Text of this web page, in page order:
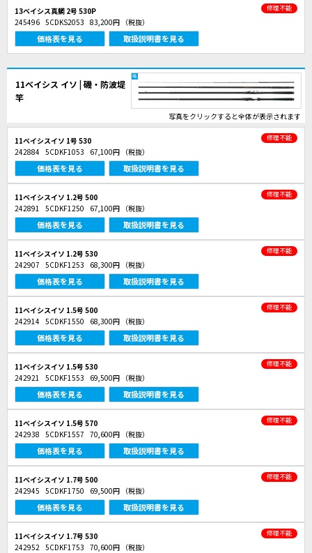
13ベイシス真鯛 2号 530P 修理不能
245496 5CDKS2053 83,200円 （税抜）
価格表を見る 取扱説明書を見る
11ベイシス イソ | 磯・防波堤
竿
写真をクリックすると全体が表示されます
11ベイシスイソ 1号 530 修理不能
242884 5CDKF1053 67,100円 （税抜）
価格表を見る 取扱説明書を見る
11ベイシスイソ 1.2号 500 修理不能
242891 5CDKF1250 67,100円 （税抜）
価格表を見る 取扱説明書を見る
11ベイシスイソ 1.2号 530 修理不能
242907 5CDKF1253 68,300円 （税抜）
価格表を見る 取扱説明書を見る
11ベイシスイソ 1.5号 500 修理不能
242914 5CDKF1550 68,300円 （税抜）
価格表を見る 取扱説明書を見る
11ベイシスイソ 1.5号 530 修理不能
242921 5CDKF1553 69,500円 （税抜）
価格表を見る 取扱説明書を見る
11ベイシスイソ 1.5号 570 修理不能
242938 5CDKF1557 70,600円 （税抜）
価格表を見る 取扱説明書を見る
11ベイシスイソ 1.7号 500 修理不能
242945 5CDKF1750 69,500円 （税抜）
価格表を見る 取扱説明書を見る
11ベイシスイソ 1.7号 530 修理不能
242952 5CDKF1753 70,600円 （税抜）